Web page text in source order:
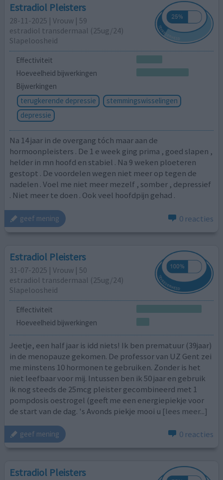
Estradiol Pleisters
28-11-2025 | Vrouw | 59
estradiol transdermaal (25ug/24)
Slapeloosheid
Effectiviteit
Hoeveelheid bijwerkingen
Bijwerkingen
terugkerende depressie
stemmingswisselingen
depressie
Na 14 jaar in de overgang tóch maar aan de
hormoonpleisters . De 1 e week ging prima , goed slapen ,
helder in mn hoofd en stabiel . Na 9 weken ploeteren
gestopt . De voordelen wegen niet meer op tegen de
nadelen . Voel me niet meer mezelf , somber , depressief
. Niet meer te doen . Ook veel hoofdpijn gehad .
geef mening 0 reacties
Estradiol Pleisters
31-07-2025 | Vrouw | 50
estradiol transdermaal (25ug/24)
Slapeloosheid
Effectiviteit
Hoeveelheid bijwerkingen
Jeetje, een half jaar is idd niets! Ik ben prematuur (39jaar)
in de menopauze gekomen. De professor van UZ Gent zei
me minstens 10 hormonen te gebruiken. Zonder is het
niet leefbaar voor mij. Intussen ben ik 50 jaar en gebruik
ik nog steeds de 25mcg pleister gecombineerd met 1
pompdosis oestrogel (geeft me een energiepiekje voor
de start van de dag. 's Avonds piekje mooi u [lees meer...]
geef mening 0 reacties
Estradiol Pleisters